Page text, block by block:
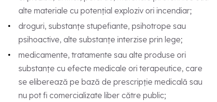
alte materiale cu potențial exploziv ori incendiar;
droguri, substanțe stupefiante, psihotrope sau
psihoactive, alte substanțe interzise prin lege;
medicamente, tratamente sau alte produse ori
substanțe cu efecte medicale ori terapeutice, care
se eliberează pe bază de prescripție medicală sau
nu pot fi comercializate liber către public;